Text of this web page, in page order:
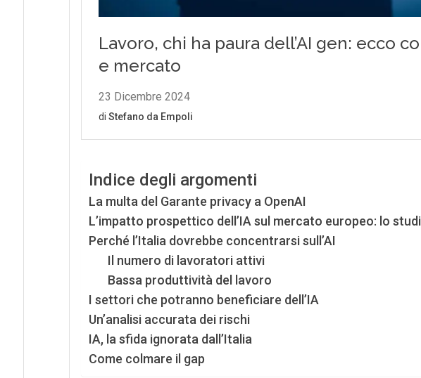
Indice degli argomenti
La multa del Garante privacy a OpenAI
L’impatto prospettico dell’IA sul mercato europeo: lo
Perché l’Italia dovrebbe concentrarsi sull’AI
Il numero di lavoratori attivi
Bassa produttività del lavoro
I settori che potranno beneficiare dell’IA
Un’analisi accurata dei rischi
IA, la sfida ignorata dall’Italia
Come colmare il gap